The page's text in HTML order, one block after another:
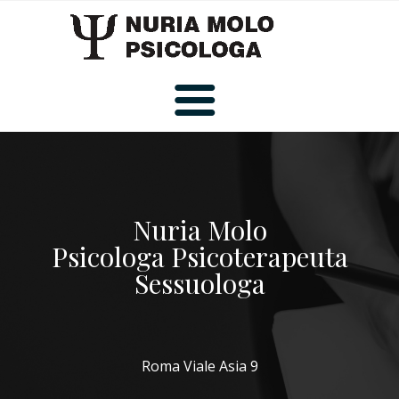
Curriculum
Nuria Molo
Psicologa Psicoterapeuta
Sessuologa
Roma Viale Asia 9